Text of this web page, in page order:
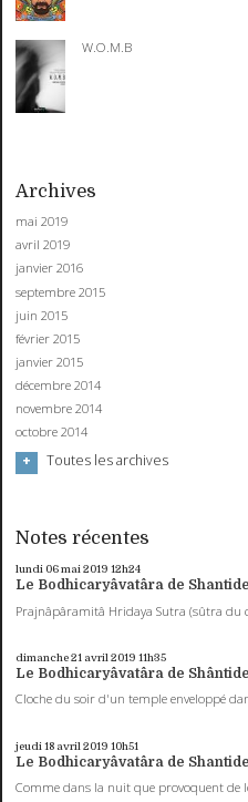
W.O.M.B
Archives
mai 2019
avril 2019
janvier 2016
septembre 2015
juin 2015
février 2015
janvier 2015
décembre 2014
novembre 2014
octobre 2014
Toutes les archives
Notes récentes
lundi 06mai 2019 12h24
Le Bodhicaryâvatâra de
Prajnâpâramitâ Hridaya Sutra (sûtra du
dimanche 21 avril 2019 11h35
Le Bodhicaryâvatâra de
Cloche du soir d'un temple enveloppé
jeudi 18 avril 2019 10h51
Le Bodhicaryâvatâra de
Comme dans la nuit que provoquent de